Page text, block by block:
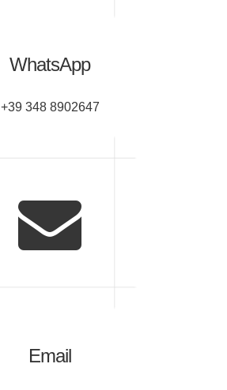
WhatsApp
+39 348 8902647
Email